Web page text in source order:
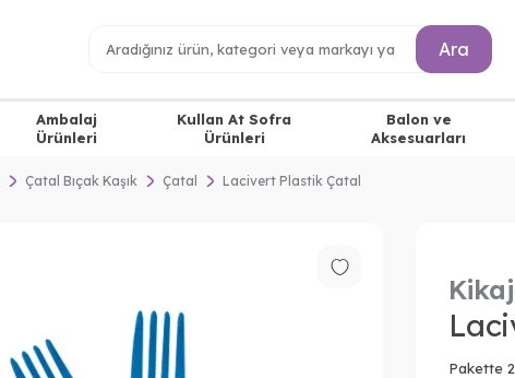
Ara
Ambalaj
Ürünleri
Kullan At Sofra
Ürünleri
Balon ve
Aksesuarları
Çatal Bıçak Kaşık Çatal Lacivert Plastik Çatal
Pakette